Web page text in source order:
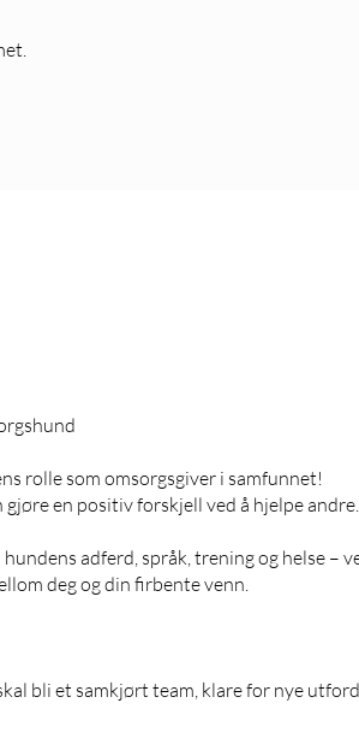
rolle som omsorgsgiver i samfunnet!
en positiv forskjell ved å hjelpe andre.
adferd, språk, trening og helse –
deg og din firbente venn.
bli et samkjørt team, klare for nye